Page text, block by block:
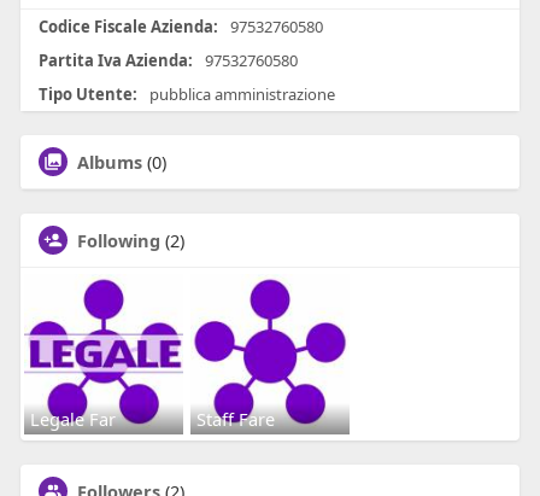
Codice Fiscale Azienda:
97532760580
Partita Iva Azienda:
97532760580
Tipo Utente:
pubblica amministrazione
Albums (0)
Following (2)
Legale Far Staff Fare
Followers (2)